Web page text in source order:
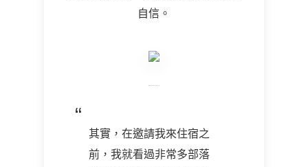
自信。
其實，在邀請我來住宿之
前，我就看過非常多部落